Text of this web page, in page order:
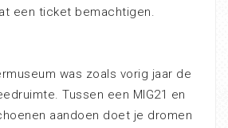
een ticket bemachtigen.
was zoals vorig jaar de
Tussen een MIG21 en
aandoen doet je dromen